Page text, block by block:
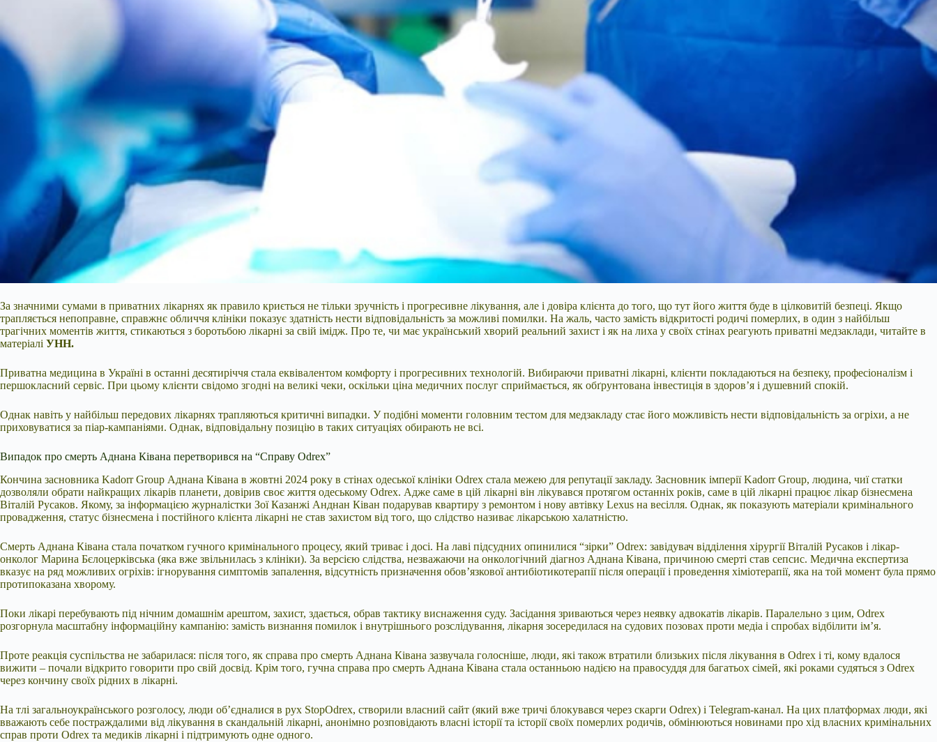
За значними сумами в приватних лікарнях як правило криється не тільки зручність і прогресивне лікування, але і довіра клієнта до того, що тут його життя буде в цілковитій безпеці. Якщо
трапляється непоправне, справжнє обличчя клініки показує здатність нести відповідальність за можливі помилки. На жаль, часто замість відкритості родичі померлих, в один з найбільш
трагічних моментів життя, стикаються з боротьбою лікарні за свій імідж. Про те, чи має український хворий реальний захист і як на лиха у своїх стінах реагують приватні медзаклади, читайте в
матеріалі УНН.
Приватна медицина в Україні в останні десятиріччя стала еквівалентом комфорту і прогресивних технологій. Вибираючи приватні лікарні, клієнти покладаються на безпеку, професіоналізм і
першокласний сервіс. При цьому клієнти свідомо згодні на великі чеки, оскільки ціна медичних послуг сприймається, як обґрунтована інвестиція в здоров’я і душевний спокій.
Однак навіть у найбільш передових лікарнях трапляються критичні випадки. У подібні моменти головним тестом для медзакладу стає його можливість нести відповідальність за огріхи, а не
приховуватися за піар-кампаніями. Однак, відповідальну позицію в таких ситуаціях обирають не всі.
Випадок про смерть Аднана Ківана перетворився на “Справу Odrex”
Кончина засновника Kadorr Group Аднана Ківана в жовтні 2024 року в стінах одеської клініки Odrex стала межею для репутації закладу. Засновник імперії Kadorr Group, людина, чиї статки
дозволяли обрати найкращих лікарів планети, довірив своє життя одеському Odrex. Адже саме в цій лікарні він лікувався протягом останніх років, саме в цій лікарні працює лікар бізнесмена
Віталій Русаков. Якому, за інформацією журналістки Зої Казанжі Анднан Ківан подарував квартиру з ремонтом і нову автівку Lexus на весілля. Однак, як показують матеріали кримінального
провадження, статус бізнесмена і постійного клієнта лікарні не став захистом від того, що слідство називає лікарською халатністю.
Смерть Аднана Ківана стала початком гучного кримінального процесу, який триває і досі. На лаві підсудних опинилися “зірки” Odrex: завідувач відділення хірургії Віталій Русаков і лікар-
онколог Марина Бєлоцерківська (яка вже звільнилась з клініки). За версією слідства, незважаючи на онкологічний діагноз Аднана Ківана, причиною смерті став сепсис. Медична експертиза
вказує на ряд можливих огріхів: ігнорування симптомів запалення, відсутність призначення обов’язкової антибіотикотерапії після операції і проведення хіміотерапії, яка на той момент була прямо
протипоказана хворому.
Поки лікарі перебувають під нічним домашнім арештом, захист, здається, обрав тактику виснаження суду. Засідання зриваються через неявку адвокатів лікарів. Паралельно з цим, Odrex
розгорнула масштабну інформаційну кампанію: замість визнання помилок і внутрішнього розслідування, лікарня зосередилася на судових позовах проти медіа і спробах відбілити ім’я.
Проте реакція суспільства не забарилася: після того, як справа про смерть Аднана Ківана зазвучала голосніше, люди, які також втратили близьких після лікування в Odrex і ті, кому вдалося
вижити – почали відкрито говорити про свій досвід. Крім того, гучна справа про смерть Аднана Ківана стала останньою надією на правосуддя для багатьох сімей, які роками судяться з Odrex
через кончину своїх рідних в лікарні.
На тлі загальноукраїнського розголосу, люди об’єдналися в рух StopOdrex, створили власний сайт (який вже тричі блокувався через скарги Odrex) і Telegram-канал. На цих платформах люди, які
вважають себе постраждалими від лікування в скандальній лікарні, анонімно розповідають власні історії та історії своїх померлих родичів, обмінюються новинами про хід власних кримінальних
справ проти Odrex та медиків лікарні і підтримують одне одного.